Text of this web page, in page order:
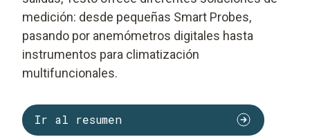
medición: desde pequeñas Smart Probes,
pasando por anemómetros digitales hasta
instrumentos para climatización
multifuncionales.
Ir al resumen